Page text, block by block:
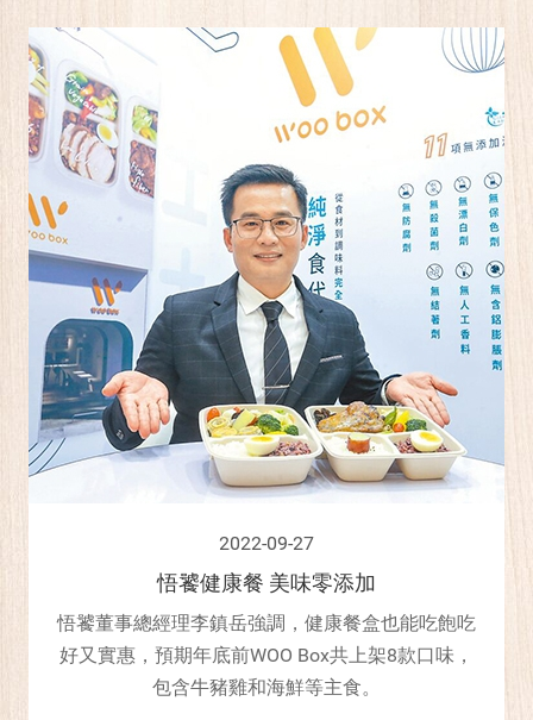
2022-09-27
悟饕健康餐 美味零添加
悟饕董事總經理李鎮岳強調，健康餐盒也能吃飽吃
好又實惠，預期年底前WOO Box共上架8款口味，
包含牛豬雞和海鮮等主食。